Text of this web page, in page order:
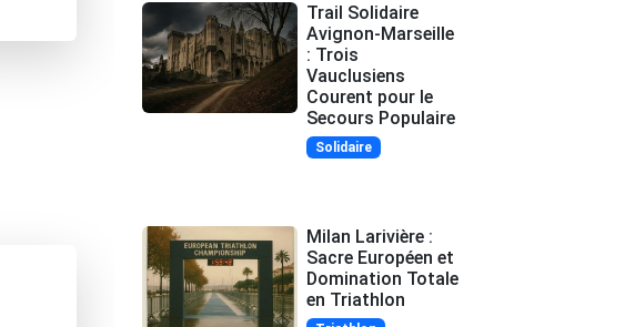
Trail Solidaire
Avignon-Marseille
: Trois
Vauclusiens
Courent pour le
Secours Populaire
Solidaire
Milan Larivière :
Sacre Européen et
Domination Totale
en Triathlon